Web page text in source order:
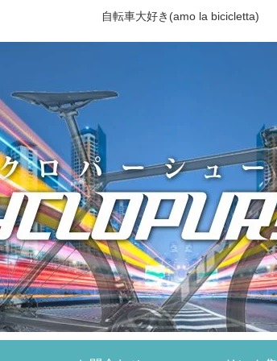
自転車大好き(amo la bicicletta)